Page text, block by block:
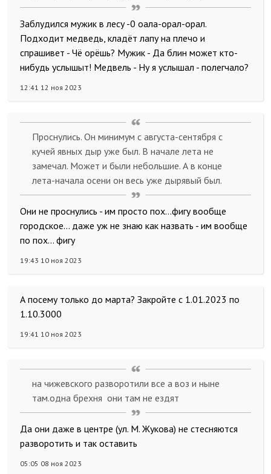
Заблудился мужик в лесу -0 оала-орал-орал.
Подходит медведь, кладёт лапу на плечо и
спрашивет - Чё орёшь? Мужик - Да блин может кто-
нибудь услышыт! Медвель - Ну я услышал - полегчало?
12:41 12 ноя 2023
Проснулись. Он минимум с августа-сентября с
кучей явных дыр уже был. В начале лета не
замечал. Может и были небольшие. А в конце
лета-начала осени он весь уже дырявый был.
Они не проснулись - им просто пох...фигу вообще
городское... даже уж не знаю как назвать - им вообще
по пох... фигу
19:43 10 ноя 2023
А посему только до марта? Закройте с 1.01.2023 по
1.10.3000
19:41 10 ноя 2023
на чижевского разворотили все а воз и ныне
там.одна брехня они там не ездят
Да они даже в центре (ул. М. Жукова) не стесняются
разворотить и так оставить
05:05 08 ноя 2023